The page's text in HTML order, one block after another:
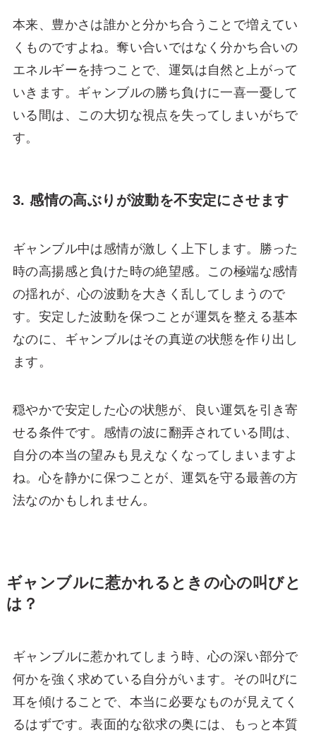
本来、豊かさは誰かと分かち合うことで増えてい
くものですよね。奪い合いではなく分かち合いの
エネルギーを持つことで、運気は自然と上がって
いきます。ギャンブルの勝ち負けに一喜一憂して
いる間は、この大切な視点を失ってしまいがちで
す。
3. 感情の高ぶりが波動を不安定にさせます
ギャンブル中は感情が激しく上下します。勝った
時の高揚感と負けた時の絶望感。この極端な感情
の揺れが、心の波動を大きく乱してしまうので
す。安定した波動を保つことが運気を整える基本
なのに、ギャンブルはその真逆の状態を作り出し
ます。
穏やかで安定した心の状態が、良い運気を引き寄
せる条件です。感情の波に翻弄されている間は、
自分の本当の望みも見えなくなってしまいますよ
ね。心を静かに保つことが、運気を守る最善の方
法なのかもしれません。
ギャンブルに惹かれるときの心の叫びと
は？
ギャンブルに惹かれてしまう時、心の深い部分で
何かを強く求めている自分がいます。その叫びに
耳を傾けることで、本当に必要なものが見えてく
るはずです。表面的な欲求の奥には、もっと本質